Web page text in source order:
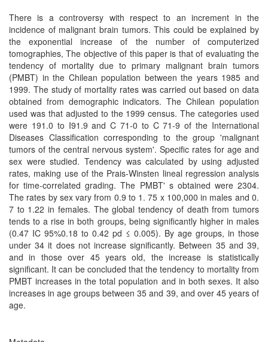
There is a controversy with respect to an increment in the
incidence of malignant brain tumors. This could be explained by
the exponential increase of the number of computerized
tomographies, The objective of this paper is that of evaluating the
tendency of mortality due to primary malignant brain tumors
(PMBT) in the Chilean population between the years 1985 and
1999. The study of mortality rates was carried out based on data
obtained from demographic indicators. The Chilean population
used was that adjusted to the 1999 census. The categories used
were 191.0 to I91.9 and C 71-0 to C 71-9 of the International
Diseases Classification corresponding to the group 'malignant
tumors of the central nervous system'. Specific rates for age and
sex were studied. Tendency was calculated by using adjusted
rates, making use of the Prais-Winsten lineal regression analysis
for time-correlated grading. The PMBT' s obtained were 2304.
The rates by sex vary from 0.9 to 1. 75 x 100,000 in males and 0.
7 to 1.22 in females. The global tendency of death from tumors
tends to a rise in both groups, being significantly higher in males
(0.47 IC 95%0.18 to 0.42 pd ≤ 0.005). By age groups, in those
under 34 it does not increase significantly. Between 35 and 39,
and in those over 45 years old, the increase is statistically
significant. It can be concluded that the tendency to mortality from
PMBT increases in the total population and in both sexes. It also
increases in age groups between 35 and 39, and over 45 years of
age.